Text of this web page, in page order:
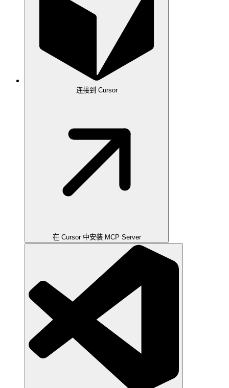
连接到 Cursor
在 Cursor 中安装 MCP Server